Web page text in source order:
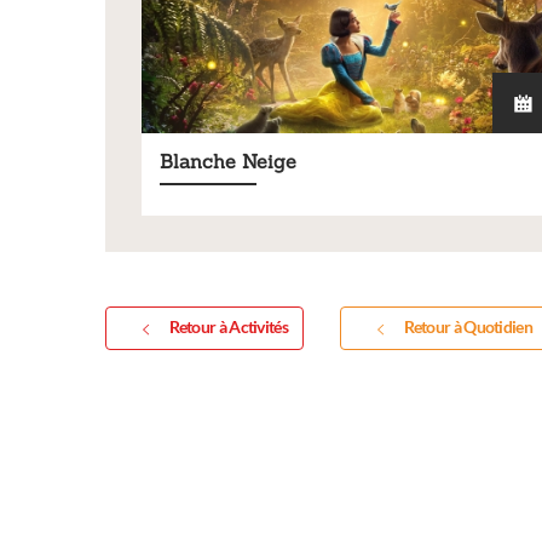
Blanche Neige
Retour à Activités Retour à Quotidien